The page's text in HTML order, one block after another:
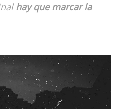
hay que marcar la